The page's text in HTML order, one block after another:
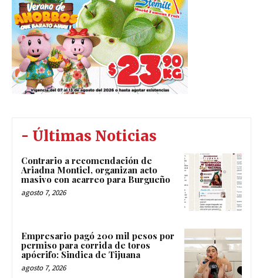
- Últimas Noticias
Contrario a recomendación de
Ariadna Montiel, organizan acto
masivo con acarreo para Burgueño
agosto 7, 2026
Empresario pagó 200 mil pesos por
permiso para corrida de toros
apócrifo: Sindica de Tijuana
agosto 7, 2026